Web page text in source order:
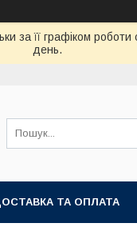
за її графіком
день.
ТА ОПЛАТА